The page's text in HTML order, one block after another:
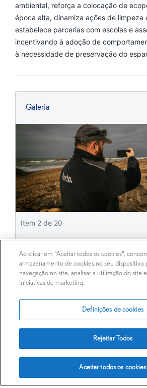
ambiental, reforça a colocação de
época alta, dinamiza ações de limpeza
estabelece parcerias com escolas e
incentivando à adoção de
à necessidade de preservação do
Galeria
Item 2 de 20
Ao clicar em "Aceitar todos os cookies",
armazenamento de cookies no seu dispositivo
navegação no site, analisar a utilização do site
iniciativas de marketing.
Definições de cookies
Rejeitar Todos
Aceitar todos os cookies